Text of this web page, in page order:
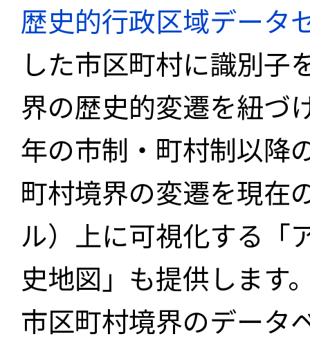
歴史的行政区域データ
した市区町村に識別子
界の歴史的変遷を紐づ
年の市制・町村制以降
町村境界の変遷を現在
ル）上に可視化する「
史地図」も提供します
市区町村境界のデータ